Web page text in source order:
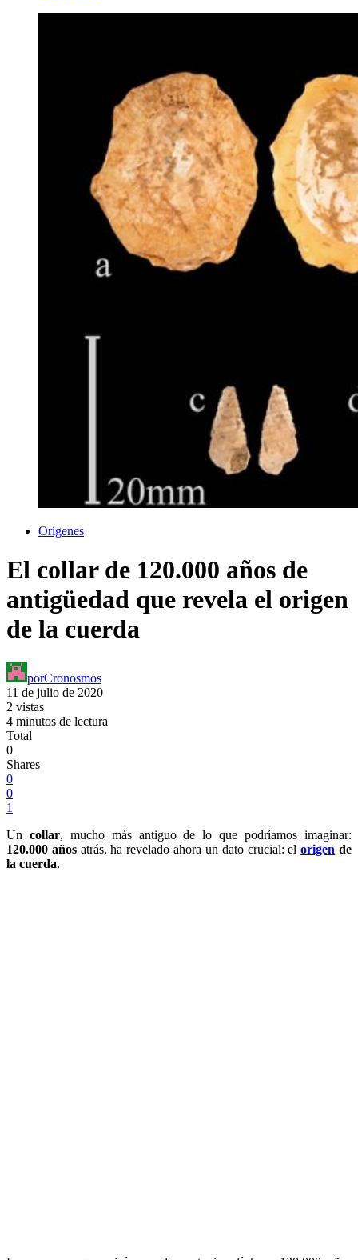
Orígenes
El collar de 120.000 años de
antigüedad que revela el origen
de la cuerda
porCronosmos
11 de julio de 2020
2 vistas
4 minutos de lectura
Total
0
Shares
0
0
1
Un collar, mucho más antiguo de lo que podríamos imaginar:
120.000 añosatrás, ha revelado ahora un dato crucial: elorigen de
la cuerda.